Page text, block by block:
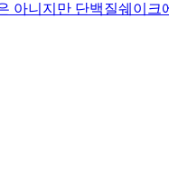
니지만 단백질쉐이